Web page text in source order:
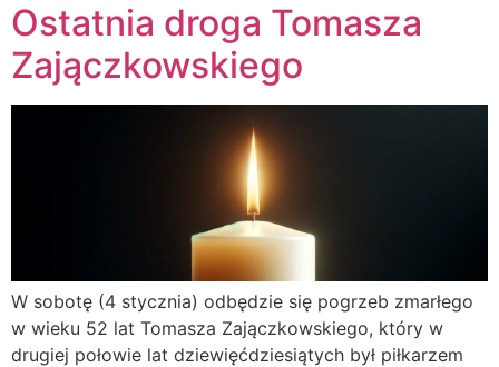
Ostatnia droga Tomasza
Zajączkowskiego
W sobotę (4 stycznia) odbędzie się pogrzeb zmarłego
w wieku 52 lat Tomasza Zajączkowskiego, który w
drugiej połowie lat dziewięćdziesiątych był piłkarzem